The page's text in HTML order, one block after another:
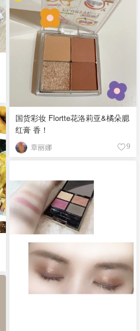
国货彩妆 Flortte花洛莉亚&橘朵腮
红膏 香！
章丽娜 9